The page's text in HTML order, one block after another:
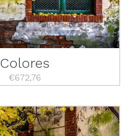
Colores
€672,76